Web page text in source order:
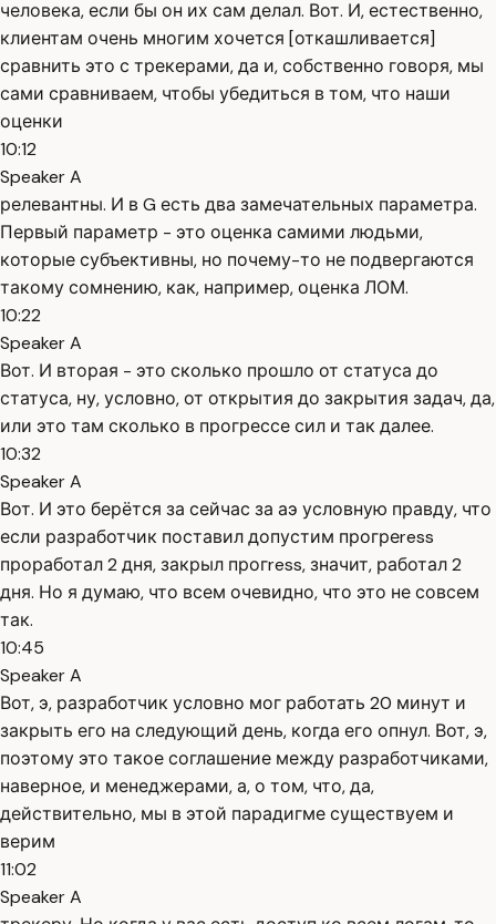
человека, если бы он их сам делал. Вот. И, естественно,
клиентам очень многим хочется [откашливается]
сравнить это с трекерами, да и, собственно говоря, мы
сами сравниваем, чтобы убедиться в том, что наши
оценки
10:12
Speaker A
релевантны. И в G есть два замечательных параметра.
Первый параметр - это оценка самими людьми,
которые субъективны, но почему-то не подвергаются
такому сомнению, как, например, оценка ЛОМ.
10:22
Speaker A
Вот. И вторая - это сколько прошло от статуса до
статуса, ну, условно, от открытия до закрытия задач, да,
или это там сколько в прогрессе сил и так далее.
10:32
Speaker A
Вот. И это берётся за сейчас за аэ условную правду, что
если разработчик поставил допустим прогреress
проработал 2 дня, закрыл прогress, значит, работал 2
дня. Но я думаю, что всем очевидно, что это не совсем
так.
10:45
Speaker A
Вот, э, разработчик условно мог работать 20 минут и
закрыть его на следующий день, когда его опнул. Вот, э,
поэтому это такое соглашение между разработчиками,
наверное, и менеджерами, а, о том, что, да,
действительно, мы в этой парадигме существуем и
верим
11:02
Speaker A